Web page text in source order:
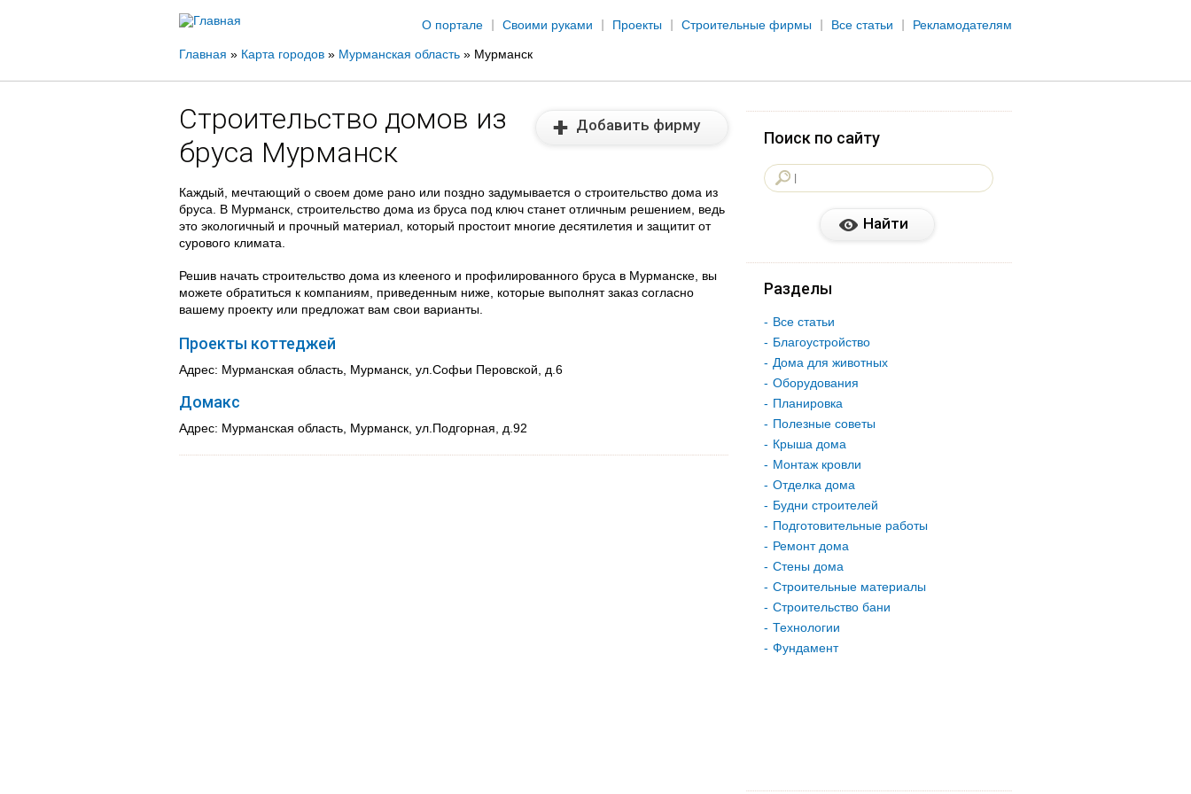
О портале
Своими руками Проекты Строительные фирмы Все статьи Рекламодателям
Вы
здесь
Главная » Карта городов » Мурманская область » Мурманск
Строительство домов из
бруса Мурманск
Добавить фирму
Каждый, мечтающий о своем доме рано или поздно задумывается о строительство дома из
бруса. В Мурманск, строительство дома из бруса под ключ станет отличным решением, ведь
это экологичный и прочный материал, который простоит многие десятилетия и защитит от
сурового климата.
Решив начать строительство дома из клееного и профилированного бруса в Мурманске, вы
можете обратиться к компаниям, приведенным ниже, которые выполнят заказ согласно
вашему проекту или предложат вам свои варианты.
Проекты коттеджей
Адрес: Мурманская область, Мурманск, ул.Софьи Перовской, д.6
Домакс
Адрес: Мурманская область, Мурманск, ул.Подгорная, д.92
Поиск по сайту
Разделы
Все статьи
Благоустройство
Дома для животных
Оборудования
Планировка
Полезные советы
Крыша дома
Монтаж кровли
Отделка дома
Будни строителей
Подготовительные работы
Ремонт дома
Стены дома
Строительные материалы
Строительство бани
Технологии
Фундамент